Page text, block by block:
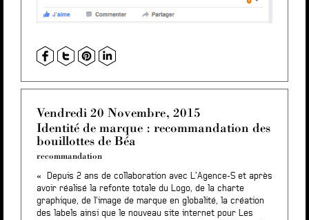
Vendredi 20 Novembre, 2015
Identité de marque : recommandation des
bouillottes de Béa
recommandation
« Depuis 2 ans de collaboration avec L’Agence-S et après
avoir réalisé la refonte totale du Logo, de la charte
graphique, de l’image de marque en globalité, la création
des labels ainsi que le nouveau site internet pour Les